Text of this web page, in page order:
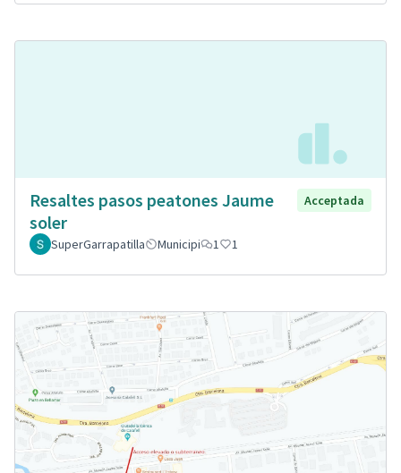
Resaltes pasos peatones Jaume
soler
Acceptada
SuperGarrapatilla Municipi 1 1